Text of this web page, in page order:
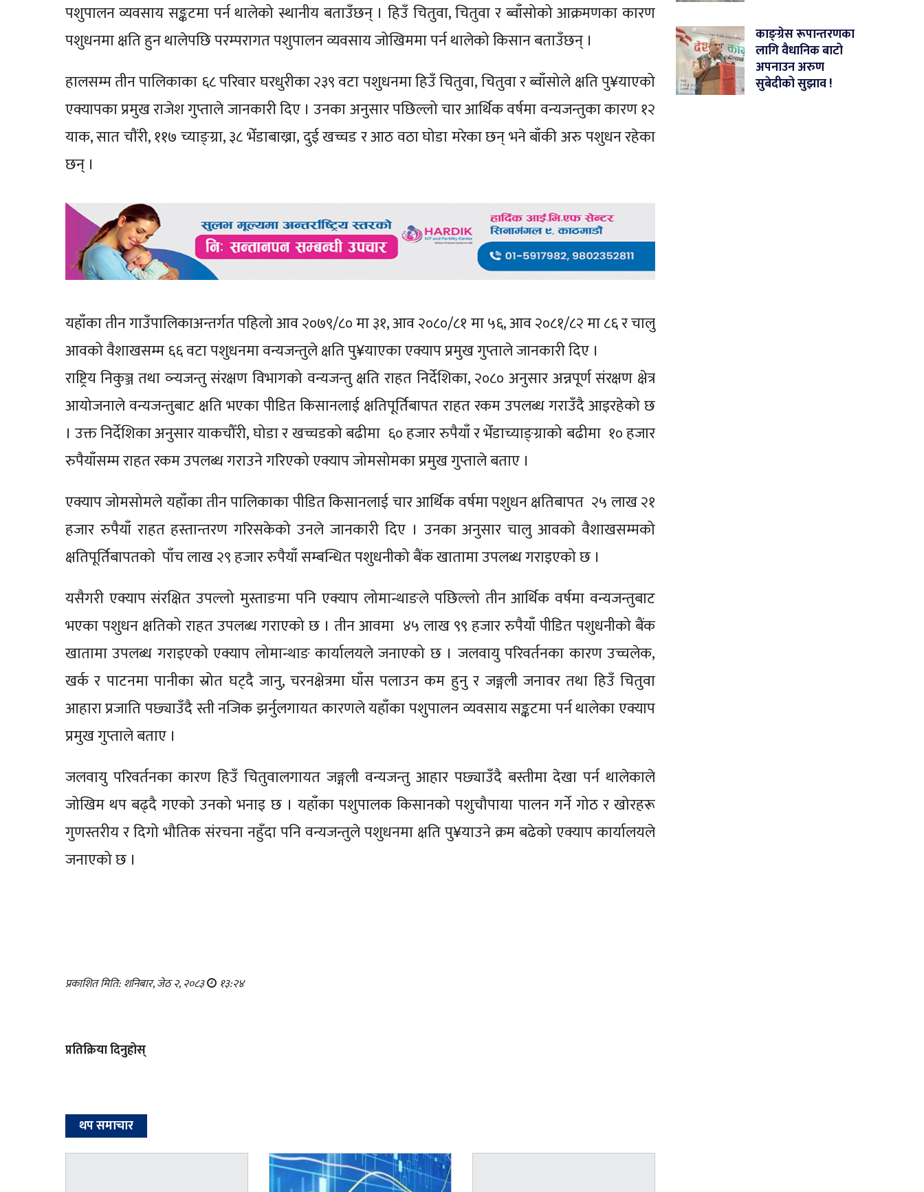
पशुपालन व्यवसाय सङ्कटमा पर्न थालेको स्थानीय बताउँछन् । हिउँ चितुवा, चितुवा र ब्वाँसोको आक्रमणका कारण
पशुधनमा क्षति हुन थालेपछि परम्परागत पशुपालन व्यवसाय जोखिममा पर्न थालेको किसान बताउँछन् ।
हालसम्म तीन पालिकाका ६८ परिवार घरधुरीका २३९ वटा पशुधनमा हिउँ चितुवा, चितुवा र ब्वाँसोले क्षति पु¥याएको
एक्यापका प्रमुख राजेश गुप्ताले जानकारी दिए । उनका अनुसार पछिल्लो चार आर्थिक वर्षमा वन्यजन्तुका कारण १२
याक, सात चाैंरी, ११७ च्याङ्ग्रा, ३८ भेँडाबाख्रा, दुई खच्चड र आठ वठा घोडा मरेका छन् भने बाँकी अरु पशुधन रहेका
छन् ।
यहाँका तीन गाउँपालिकाअन्तर्गत पहिलो आव २०७९/८० मा ३१, आव २०८०/८१ मा ५६, आव २०८१/८२ मा ८६ र चालु
आवको वैशाखसम्म ६६ वटा पशुधनमा वन्यजन्तुले क्षति पु¥याएका एक्याप प्रमुख गुप्ताले जानकारी दिए ।
राष्ट्रिय निकुञ्ज तथा व्न्यजन्तु संरक्षण विभागको वन्यजन्तु क्षति राहत निर्देशिका, २०८० अनुसार अन्नपूर्ण संरक्षण क्षेत्र
आयोजनाले वन्यजन्तुबाट क्षति भएका पीडित किसानलाई क्षतिपूर्तिबापत राहत रकम उपलब्ध गराउँदै आइरहेको छ
। उक्त निर्देशिका अनुसार याकचौँरी, घोडा र खच्चडको बढीमा ६० हजार रुपैयाँ र भेँडाच्याङ्ग्राको बढीमा १० हजार
रुपैयाँसम्म राहत रकम उपलब्ध गराउने गरिएको एक्याप जोमसोमका प्रमुख गुप्ताले बताए ।
एक्याप जोमसोमले यहाँका तीन पालिकाका पीडित किसानलाई चार आर्थिक वर्षमा पशुधन क्षतिबापत २५ लाख २१
हजार रुपैयाँ राहत हस्तान्तरण गरिसकेको उनले जानकारी दिए । उनका अनुसार चालु आवको वैशाखसम्मको
क्षतिपूर्तिबापतको पाँच लाख २९ हजार रुपैयाँ सम्बन्धित पशुधनीको बैंक खातामा उपलब्ध गराइएको छ ।
यसैगरी एक्याप संरक्षित उपल्लो मुस्ताङमा पनि एक्याप लोमान्थाङले पछिल्लो तीन आर्थिक वर्षमा वन्यजन्तुबाट
भएका पशुधन क्षतिको राहत उपलब्ध गराएको छ । तीन आवमा ४५ लाख ९९ हजार रुपैयाँ पीडित पशुधनीको बैंक
खातामा उपलब्ध गराइएको एक्याप लोमान्थाङ कार्यालयले जनाएको छ । जलवायु परिवर्तनका कारण उच्चलेक,
खर्क र पाटनमा पानीका स्रोत घट्दै जानु, चरनक्षेत्रमा घाँस पलाउन कम हुनु र जङ्गली जनावर तथा हिउँ चितुवा
आहारा प्रजाति पछ्याउँदै स्ती नजिक झर्नुलगायत कारणले यहाँका पशुपालन व्यवसाय सङ्कटमा पर्न थालेका एक्याप
प्रमुख गुप्ताले बताए ।
जलवायु परिवर्तनका कारण हिउँ चितुवालगायत जङ्गली वन्यजन्तु आहार पछ्याउँदै बस्तीमा देखा पर्न थालेकाले
जोखिम थप बढ्दै गएको उनको भनाइ छ । यहाँका पशुपालक किसानको पशुचौपाया पालन गर्ने गोठ र खोरहरू
गुणस्तरीय र दिगो भौतिक संरचना नहुँदा पनि वन्यजन्तुले पशुधनमा क्षति पु¥याउने क्रम बढेको एक्याप कार्यालयले
जनाएको छ ।
प्रकाशित मिति: शनिबार, जेठ २, २०८३ १३:२४
प्रतिक्रिया दिनुहोस्
थप समाचार
काङ्ग्रेस रूपान्तरणका
लागि वैधानिक बाटो
अपनाउन अरुण
सुबेदीको सुझाव !